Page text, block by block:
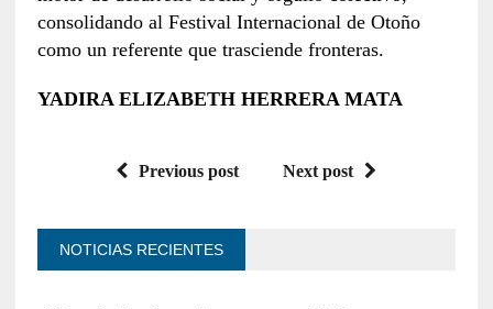
consolidando al Festival Internacional de Otoño
como un referente que trasciende fronteras.
YADIRA ELIZABETH HERRERA MATA
Previous post Next post
NOTICIAS RECIENTES